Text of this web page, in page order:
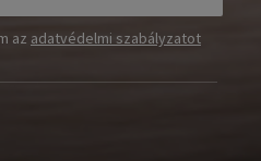
az adatvédelmi szabályzatot